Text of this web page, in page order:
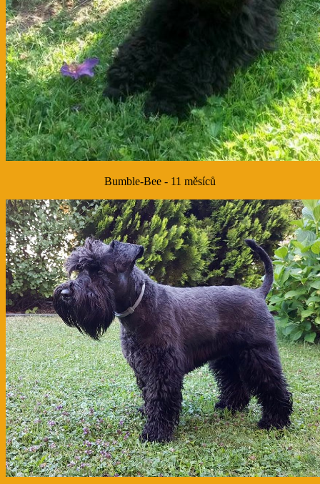
Bumble-Bee - 11 měsíců